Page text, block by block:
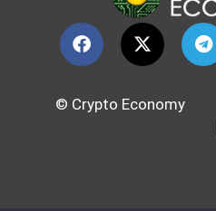
© Crypto Economy